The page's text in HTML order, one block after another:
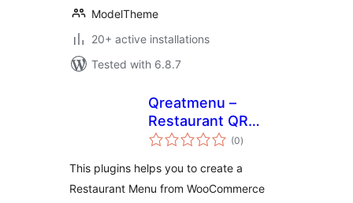
ModelTheme
20+ active installations
Tested with 6.8.7
Qreatmenu –
Restaurant QR
Menu for
(0total
ratings
)
This plugins helps you to create a
Restaurant Menu from WooCommerce